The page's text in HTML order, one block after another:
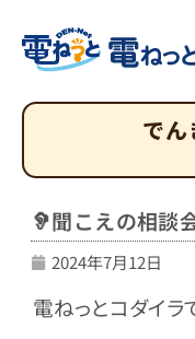
で
🦻聞こえの相談
2024年7月12日
電ねっとコダイラ